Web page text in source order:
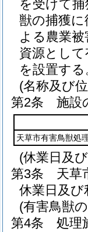
を受けて
獣の捕獲
よる農業
資源とし
を設置する
(名称及び
第2条
施設
天草市有害鳥獣処
(休業日及
第3条
天草
休業日及
(有害鳥獣
第4条
処理